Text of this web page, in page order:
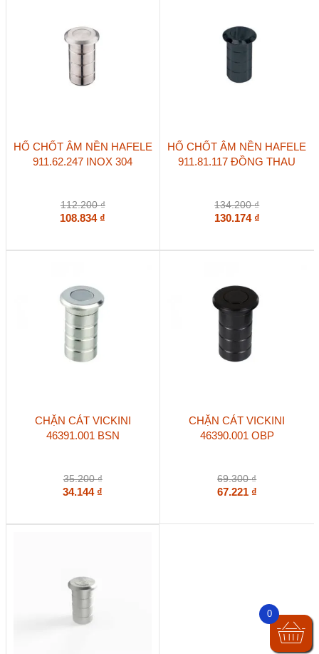
HỐ CHỐT ÂM NỀN HAFELE
911.62.247 INOX 304
112.200₫
108.834 ₫
HỐ CHỐT ÂM NỀN HAFELE
911.81.117 ĐỒNG THAU
134.200₫
130.174 ₫
CHẶN CÁT VICKINI
46391.001 BSN
35.200₫
34.144 ₫
CHẶN CÁT VICKINI
46390.001 OBP
69.300₫
67.221 ₫
0